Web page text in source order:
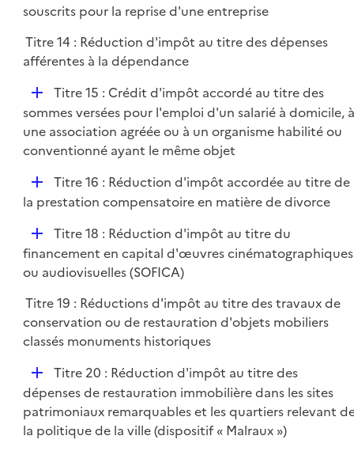
é
l
i
souscrits pour la reprise d'une entreprise
Titre 14 : Réduction d'impôt au titre des dépenses
afférentes à la dépendance
D
é
p
l
r
Titre 15 : Crédit d'impôt accordé au titre des
sommes versées pour l'emploi d'un salarié à domicile, à
une association agréée ou à un organisme habilité ou
conventionné ayant le même objet
D
é
i
e
Titre 16 : Réduction d'impôt accordée au titre de
la prestation compensatoire en matière de divorce
D
é
p
i
e
r
Titre 18 : Réduction d'impôt au titre du
financement en capital d'œuvres cinématographiques
ou audiovisuelles (SOFICA)
Titre 19 : Réductions d'impôt au titre des travaux de
conservation ou de restauration d'objets mobiliers
classés monuments historiques
D
é
p
l
Titre 20 : Réduction d'impôt au titre des
dépenses de restauration immobilière dans les sites
patrimoniaux remarquables et les quartiers relevant
la politique de la ville (dispositif « Malraux »)